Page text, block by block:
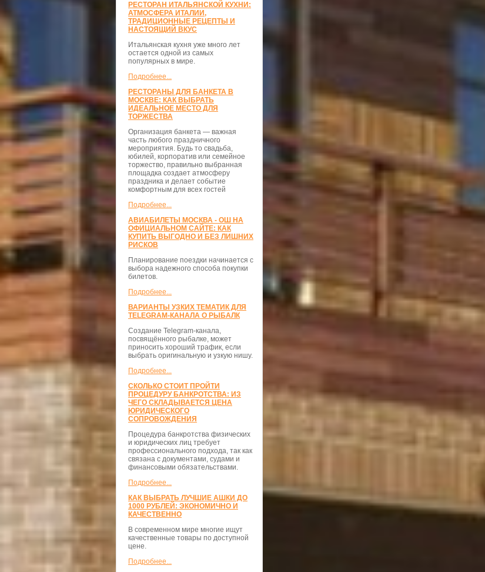
РЕСТОРАН ИТАЛЬЯНСКОЙ КУХНИ:
АТМОСФЕРА ИТАЛИИ,
ТРАДИЦИОННЫЕ РЕЦЕПТЫ И
НАСТОЯЩИЙ ВКУС
Итальянская кухня уже много лет
остается одной из самых
популярных в мире.
Подробнее...
РЕСТОРАНЫ ДЛЯ БАНКЕТА В
МОСКВЕ: КАК ВЫБРАТЬ
ИДЕАЛЬНОЕ МЕСТО ДЛЯ
ТОРЖЕСТВА
Организация банкета — важная
часть любого праздничного
мероприятия. Будь то свадьба,
юбилей, корпоратив или семейное
торжество, правильно выбранная
площадка создает атмосферу
праздника и делает событие
комфортным для всех гостей
Подробнее...
АВИАБИЛЕТЫ МОСКВА - ОШ НА
ОФИЦИАЛЬНОМ САЙТЕ: КАК
КУПИТЬ ВЫГОДНО И БЕЗ ЛИШНИХ
РИСКОВ
Планирование поездки начинается с
выбора надежного способа покупки
билетов.
Подробнее...
ВАРИАНТЫ УЗКИХ ТЕМАТИК ДЛЯ
TELEGRAM-КАНАЛА О РЫБАЛК
Создание Telegram-канала,
посвящённого рыбалке, может
приносить хороший трафик, если
выбрать оригинальную и узкую нишу.
Подробнее...
СКОЛЬКО СТОИТ ПРОЙТИ
ПРОЦЕДУРУ БАНКРОТСТВА: ИЗ
ЧЕГО СКЛАДЫВАЕТСЯ ЦЕНА
ЮРИДИЧЕСКОГО
СОПРОВОЖДЕНИЯ
Процедура банкротства физических
и юридических лиц требует
профессионального подхода, так как
связана с документами, судами и
финансовыми обязательствами.
Подробнее...
КАК ВЫБРАТЬ ЛУЧШИЕ АШКИ ДО
1000 РУБЛЕЙ: ЭКОНОМИЧНО И
КАЧЕСТВЕННО
В современном мире многие ищут
качественные товары по доступной
цене.
Подробнее...